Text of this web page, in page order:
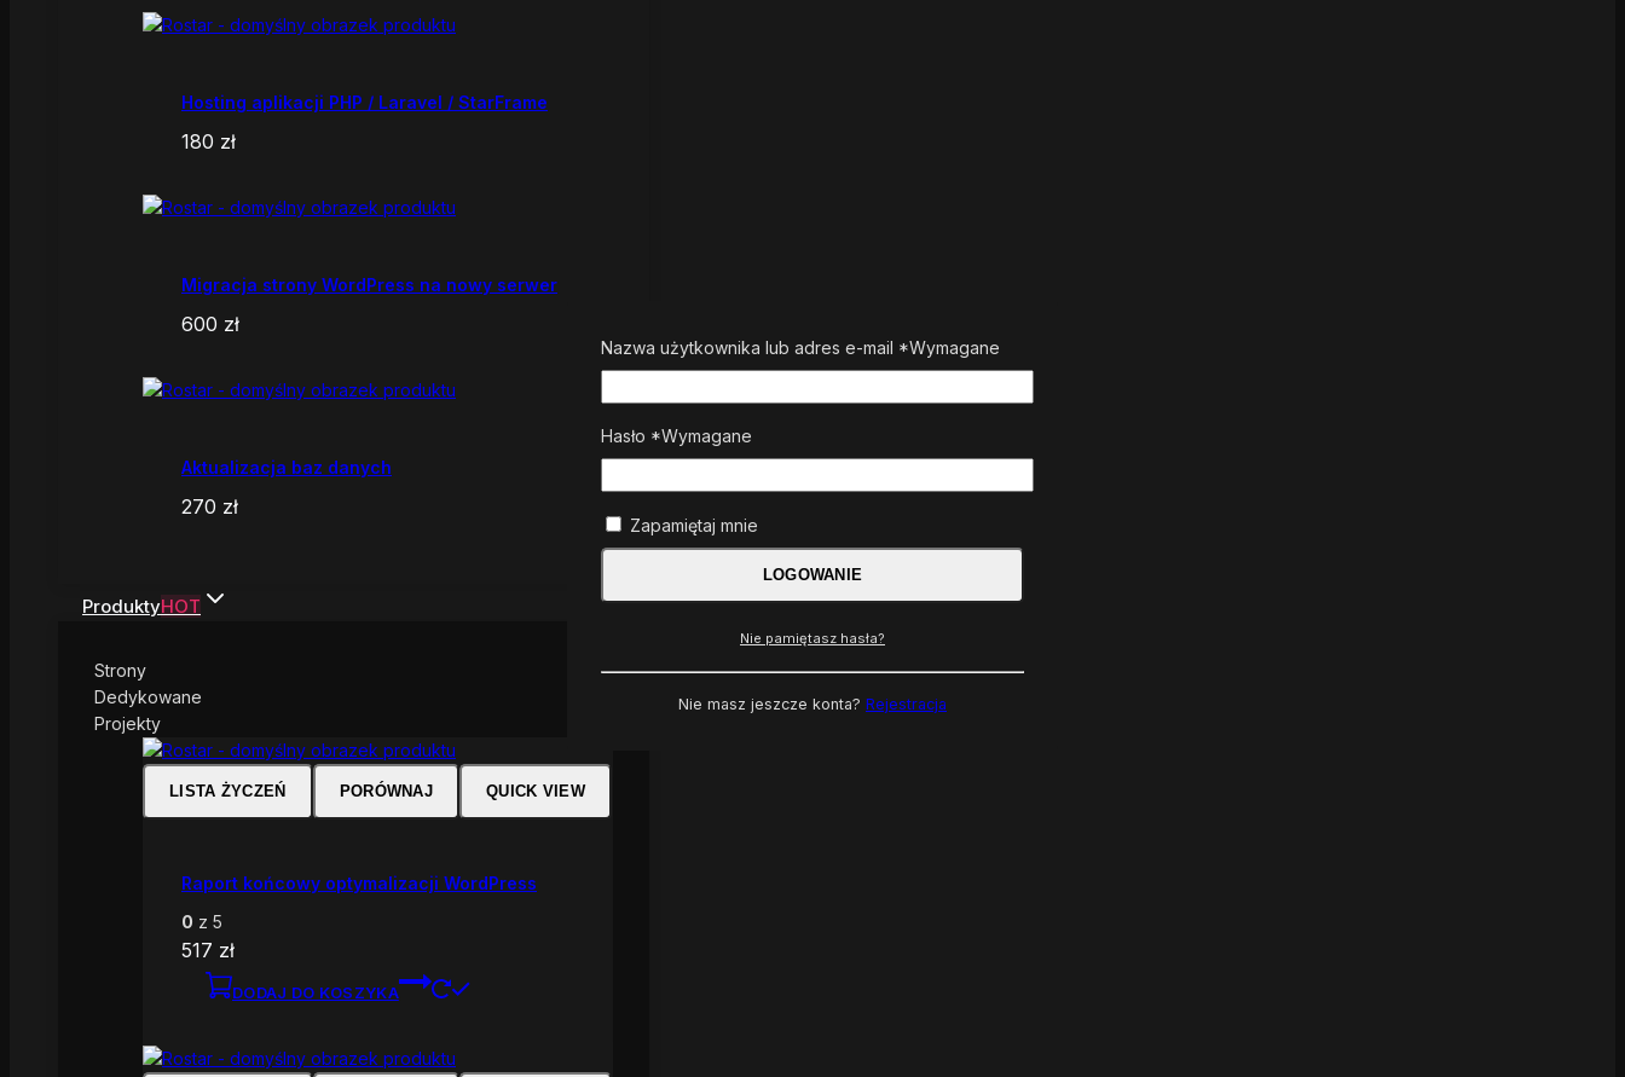
Hosting aplikacji PHP / Laravel / StarFrame
180 zł
Migracja strony WordPress na nowy serwer
600 zł
Aktualizacja baz danych
270 zł
ProduktyHOT
Strony
Dedykowane
Projekty
LISTA ŻYCZEŃ PORÓWNAJ QUICK VIEW
Raport końcowy optymalizacji WordPress
0 z 5
517 zł
DODAJ DO KOSZYKA
Nazwa użytkownika lub adres e-mail *Wymagane
Hasło *Wymagane
Zapamiętaj mnie
LOGOWANIE
Nie pamiętasz hasła?
Nie masz jeszcze konta? Rejestracja